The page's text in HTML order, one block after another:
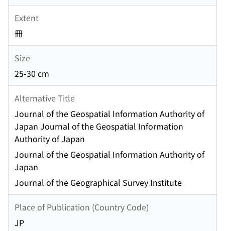
Extent
冊
Size
25-30 cm
Alternative Title
Journal of the Geospatial Information Authority of
Japan Journal of the Geospatial Information
Authority of Japan
Journal of the Geospatial Information Authority of
Japan
Journal of the Geographical Survey Institute
Place of Publication (Country Code)
JP